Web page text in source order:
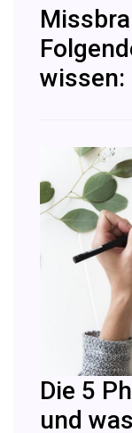
wissen:
Die 5
und